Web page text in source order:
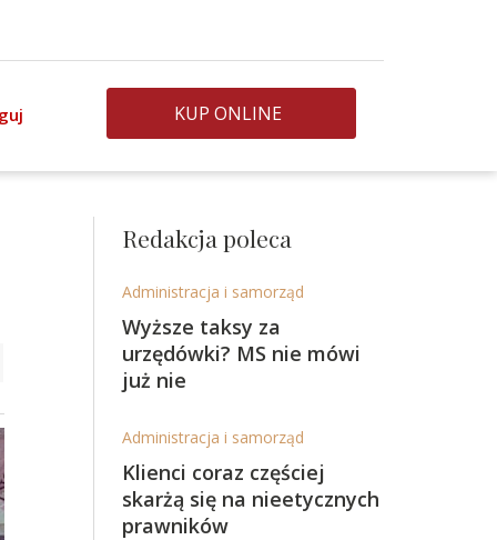
KUP ONLINE
Redakcja poleca
Administracja i samorząd
Wyższe taksy za
urzędówki? MS nie mówi
już nie
Administracja i samorząd
Klienci coraz częściej
skarżą się na nieetycznych
prawników